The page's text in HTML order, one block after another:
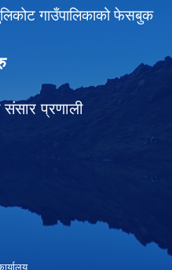
गाउँपालिकाको फेसबुक
प्रणाली